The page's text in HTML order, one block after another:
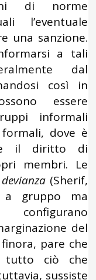
di norme
l’eventuale
una sanzione.
a tali
dal
così in
essere
informali
dove è
il diritto di
membri. Le
devianza(Sherif,
a gruppo ma
del
pare che
tutto ciò che
sussiste